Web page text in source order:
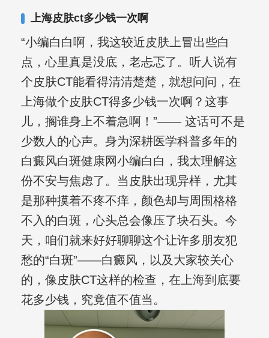
其对女性银屑病、顽固性银屑病、全身
验。
上海皮肤ct多少钱一次啊
“小编白白啊，我这较近皮肤上冒出些白
点，心里真是没底，老忐忑了。听人说有
个皮肤CT能看得清清楚楚，就想问问，在
上海做个皮肤CT得多少钱一次啊？这事
儿，搁谁身上不着急啊！”—— 这话可不是
少数人的心声。身为深耕医学科普多年的
白癜风白斑健康网小编白白，我太理解这
份不安与焦虑了。当皮肤出现异样，尤其
是那种摸着不疼不痒，颜色却与周围格格
不入的白斑，心头总会像压了块石头。今
天，咱们就来好好聊聊这个让许多朋友犯
愁的“白斑”——白癜风，以及大家较关心
的，像皮肤CT这样的检查，在上海到底要
花多少钱，究竟值不值当。